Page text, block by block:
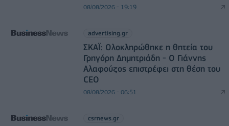
08/08/2026 - 19:19
advertising.gr
ΣΚΑΪ: Ολοκληρώθηκε η θητεία του
Γρηγόρη Δημητριάδη - Ο Γιάννης
Αλαφούζος επιστρέφει στη θέση του
CEO
08/08/2026 - 06:51
csrnews.gr